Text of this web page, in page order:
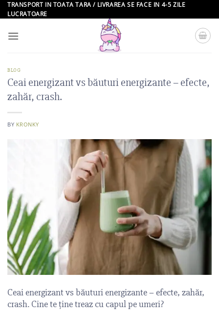
Skip
to
TRANSPORT IN TOATA TARA / LIVRAREA SE FACE IN 4-5 ZILE
LUCRATOARE
BLOG
Ceai energizant vs băuturi energizante – efecte,
zahăr, crash.
BY KRONKY
Ceai energizant vs băuturi energizante – efecte, zahăr,
crash. Cine te ține treaz cu capul pe umeri?